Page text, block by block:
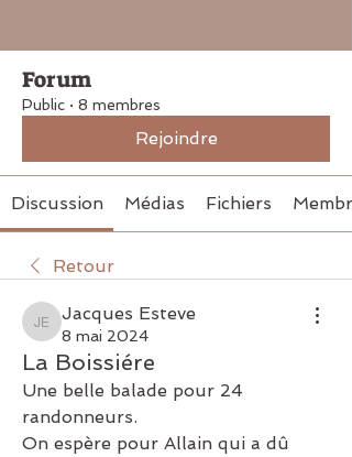
Forum
Public · 8 membres
Rejoindre
Discussion Médias Fichiers
Retour
Jacques Esteve
Jacques Esteve
8 mai 2024
La Boissiére
Une belle balade pour 24
randonneurs.
On espère pour Allain qui a dû